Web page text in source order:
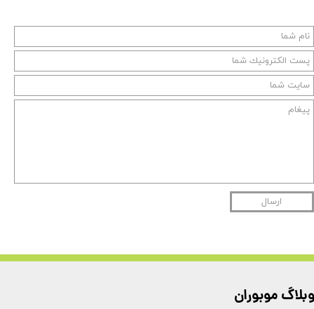
ارسال
موبوران